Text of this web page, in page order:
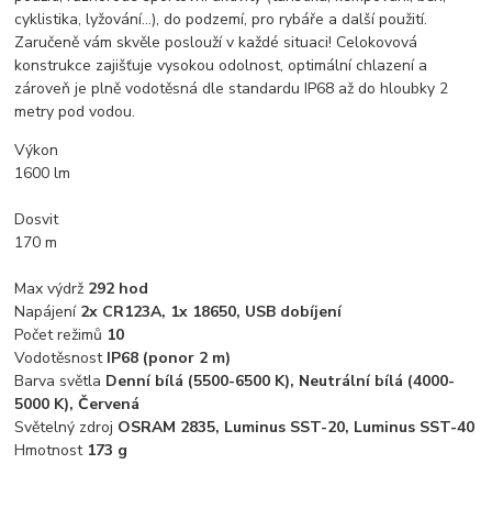
cyklistika, lyžování...), do podzemí, pro rybáře a další použití.
Zaručeně vám skvěle poslouží v každé situaci! Celokovová
konstrukce zajišťuje vysokou odolnost, optimální chlazení a
zároveň je plně vodotěsná dle standardu IP68 až do hloubky 2
metry pod vodou.
Výkon
1600 lm
Dosvit
170 m
Max výdrž 292 hod
Napájení 2x CR123A, 1x 18650, USB dobíjení
Počet režimů 10
Vodotěsnost IP68 (ponor 2 m)
Barva světla Denní bílá (5500-6500 K), Neutrální bílá (4000-
5000 K), Červená
Světelný zdroj OSRAM 2835, Luminus SST-20, Luminus SST-40
Hmotnost 173 g